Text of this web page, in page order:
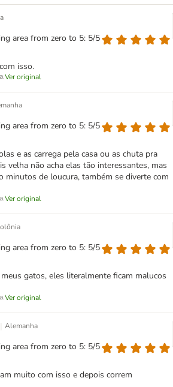
area from zero to 5: 5/5
isso.
Ver original
area from zero to 5: 5/5
e as carrega pela casa ou as chuta pra
velha não acha elas tão interessantes, mas
minutos de loucura, também se diverte com
Ver original
area from zero to 5: 5/5
gatos, eles literalmente ficam malucos
Ver original
| Alemanha
area from zero to 5: 5/5
muito com isso e depois correm